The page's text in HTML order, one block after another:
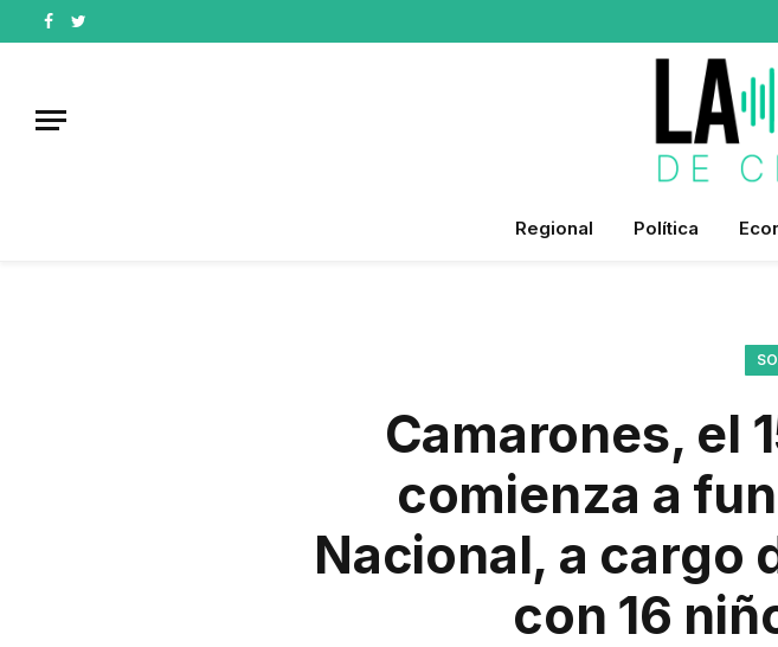
Facebook
Twitter
Regional Política
Camarones, el
comienza a
Nacional, a cargo
con 16